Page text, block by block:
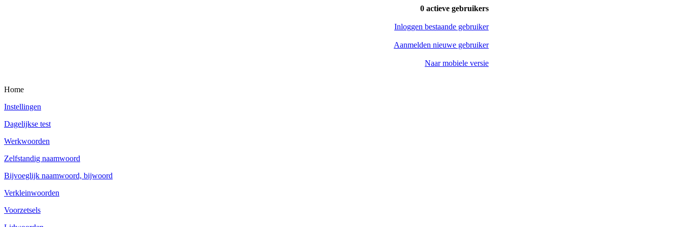
0 actieve gebruikers
Inloggen bestaande gebruiker
Aanmelden nieuwe gebruiker
Naar mobiele versie
Home
Instellingen
Dagelijkse test
Werkwoorden
Zelfstandig naamwoord
Bijvoeglijk naamwoord, bijwoord
Verkleinwoorden
Voorzetsels